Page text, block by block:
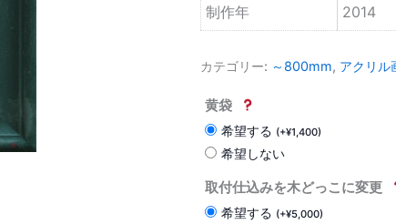
制作年 2014
カテゴリー: ～800mm, アクリル
黄袋
希望する (+¥1,400)
希望しない
取付仕込みを木どっこに変更
希望する (+¥5,000)